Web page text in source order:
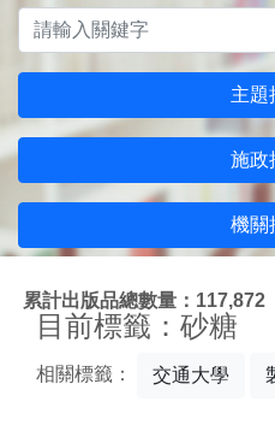
主題
施政
機關
累計出版品總數量：117,872
目前標籤：砂糖
相關標籤： 交通大學